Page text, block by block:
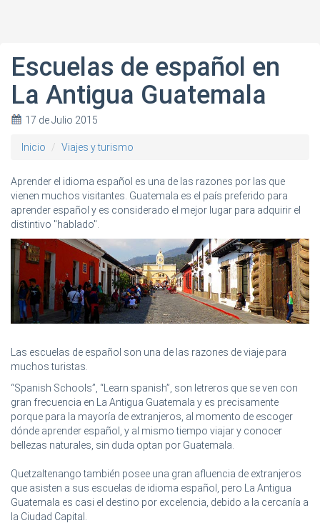
Escuelas de español en
La Antigua Guatemala
17 de Julio 2015
Inicio Viajes y turismo
Aprender el idioma español es una de las razones por las que
vienen muchos visitantes. Guatemala es el país preferido para
aprender español y es considerado el mejor lugar para adquirir el
distintivo "hablado".
Las escuelas de español son una de las razones de viaje para
muchos turistas.
“Spanish Schools”, “Learn spanish”, son letreros que se ven con
gran frecuencia en La Antigua Guatemala y es precisamente
porque para la mayoría de extranjeros, al momento de escoger
dónde aprender español, y al mismo tiempo viajar y conocer
bellezas naturales, sin duda optan por Guatemala.
Quetzaltenango también posee una gran afluencia de extranjeros
que asisten a sus escuelas de idioma español, pero La Antigua
Guatemala es casi el destino por excelencia, debido a la cercanía a
la Ciudad Capital.